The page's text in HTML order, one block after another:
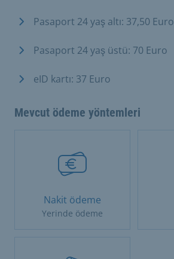
Pasaport 24 yaş altı: 37,50 Euro
Pasaport 24 yaş üstü: 70 Euro
eID kartı: 37 Euro
Mevcut ödeme yöntemleri
Nakit ödeme
Yerinde ödeme